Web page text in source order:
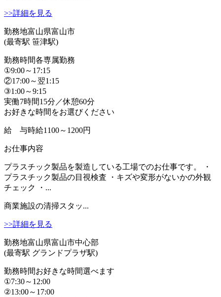
>>詳細を見る
勤務地富山県富山市
(最寄駅 笹津駅)
勤務時間各専属勤務
①9:00～17:15
②17:00～翌1:15
③1:00～9:15
実働7時間15分／休憩60分
お好きな時間をお選びください
給 与時給1100～1200円
お仕事内容
プラスチック製品を製造している工場でのお仕事です。 ・
プラスチック製品の目視検査 ・キズや変形がないかの外観
チェック ・...
商業施設の清掃スタッ...
>>詳細を見る
勤務地富山県富山市中心部
(最寄駅 グランドプラザ駅)
勤務時間お好きな時間選べます
①7:30～12:00
②13:00～17:00